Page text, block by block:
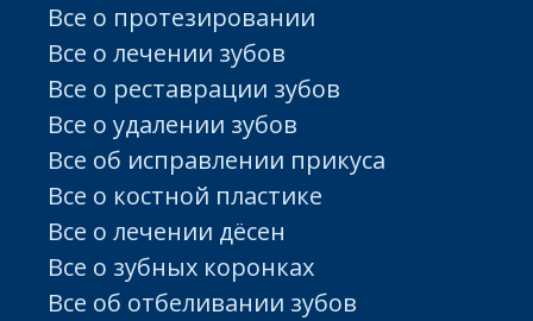
Все о протезировании
Все о лечении зубов
Все о реставрации зубов
Все о удалении зубов
Все об исправлении прикуса
Все о костной пластике
Все о лечении дёсен
Все о зубных коронках
Все об отбеливании зубов